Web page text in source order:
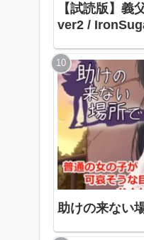
【試読版】義
ver2 /
助けの来ない